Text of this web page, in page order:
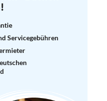
Servicegebühren